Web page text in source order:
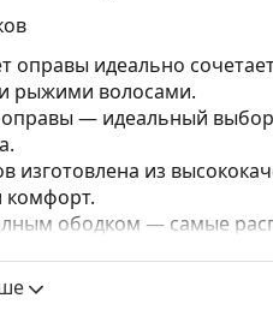
оправы идеально
рыжими волосами.
— идеальный выбор
изготовлена из
комфорт.
ободком — самые
Этот тип оправы